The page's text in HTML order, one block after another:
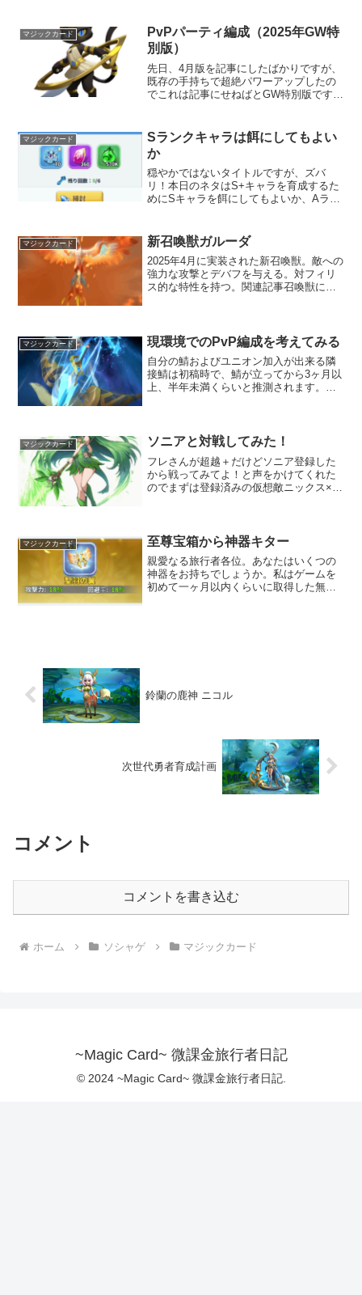
マジックカード
PvPパーティ編成（2025年GW特
別版）
先日、4月版を記事にしたばかりですが、
既存の手持ちで超絶パワーアップしたの
でこれは記事にせねばとGW特別版です。
の始まりはジョードの行動が遅すぎて2タ
ーン目の音符...
マジックカード
Sランクキャラは餌にしてもよい
か
穏やかではないタイトルですが、ズバ
リ！本日のネタはS+キャラを育成するた
めにSキャラを餌にしてもよいか、Aラン
した正解を述べるのは難しい話題かと思
うので、俺氏の場合はど...
マジックカード 新召喚獣ガルーダ
2025年4月に実装された新召喚獣。敵への
強力な攻撃とデバフを与える。対フィリ
ス的な特性を持つ。関連記事召喚獣につ
イアサンと比較して...
マジックカード 現環境でのPvP編成を考えてみる
自分の鯖およびユニオン加入が出来る隣
接鯖は初稿時で、鯖が立ってから3ヶ月以
上、半年未満くらいと推測されます。動
介していきたいと思いま...
マジックカード ソニアと対戦してみた！
フレさんが超越＋だけどソニア登録した
から戦ってみてよ！と声をかけてくれた
のでまずは登録済みの仮想敵ニックス×状
ネはワンパンで無敵シールド...
マジックカード 至尊宝箱から神器キター
親愛なる旅行者各位。あなたはいくつの
神器をお持ちでしょうか。私はゲームを
初めて一ヶ月以内くらいに取得した無課
鈴蘭の鹿神 ニコル
次世代勇者育成計画
コメント
コメントを書き込む
ホーム ソシャゲ マジックカード
~Magic Card~ 微課金旅行者日記
© 2024 ~Magic Card~ 微課金旅行者日記.